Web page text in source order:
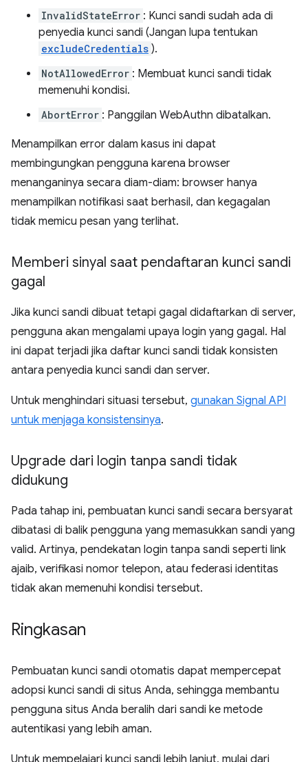
InvalidStateError : Kunci sandi sudah ada di
penyedia kunci sandi (Jangan lupa tentukan
excludeCredentials ).
NotAllowedError : Membuat kunci sandi tidak
memenuhi kondisi.
AbortError : Panggilan WebAuthn dibatalkan.
Menampilkan error dalam kasus ini dapat
membingungkan pengguna karena browser
menanganinya secara diam-diam: browser hanya
menampilkan notifikasi saat berhasil, dan kegagalan
tidak memicu pesan yang terlihat.
Memberi sinyal saat pendaftaran kunci sandi
gagal
Jika kunci sandi dibuat tetapi gagal didaftarkan di server,
pengguna akan mengalami upaya login yang gagal. Hal
ini dapat terjadi jika daftar kunci sandi tidak konsisten
antara penyedia kunci sandi dan server.
Untuk menghindari situasi tersebut, gunakan Signal API
untuk menjaga konsistensinya.
Upgrade dari login tanpa sandi tidak
didukung
Pada tahap ini, pembuatan kunci sandi secara bersyarat
dibatasi di balik pengguna yang memasukkan sandi yang
valid. Artinya, pendekatan login tanpa sandi seperti link
ajaib, verifikasi nomor telepon, atau federasi identitas
tidak akan memenuhi kondisi tersebut.
Ringkasan
Pembuatan kunci sandi otomatis dapat mempercepat
adopsi kunci sandi di situs Anda, sehingga membantu
pengguna situs Anda beralih dari sandi ke metode
autentikasi yang lebih aman.
Untuk mempelajari kunci sandi lebih lanjut, mulai dari